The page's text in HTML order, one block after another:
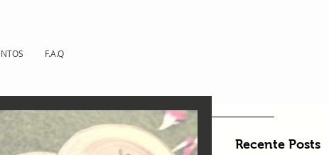
F.A.Q
Recente Posts